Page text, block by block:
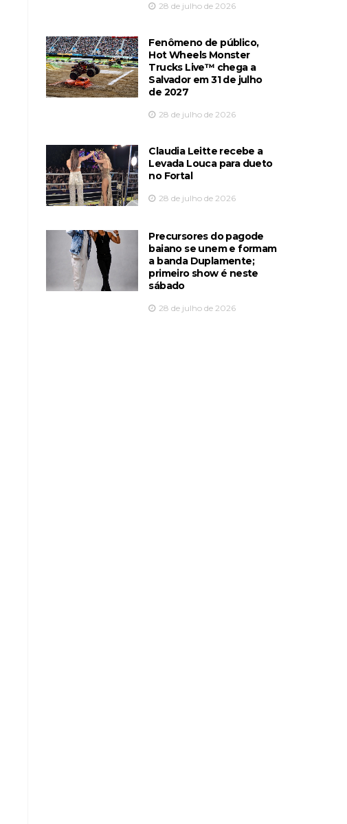
28 de julho de 2026
Fenômeno de público,
Hot Wheels Monster
Trucks Live™️ chega a
Salvador em 31 de julho
de 2027
28 de julho de 2026
Claudia Leitte recebe a
Levada Louca para dueto
no Fortal
28 de julho de 2026
Precursores do pagode
baiano se unem e formam
a banda Duplamente;
primeiro show é neste
sábado
28 de julho de 2026